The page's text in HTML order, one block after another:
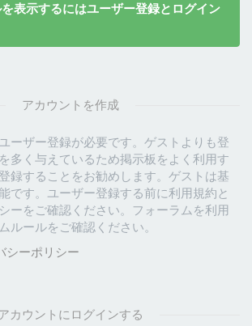
表示するにはユーザー登録とログイン
アカウントを作成
ーザー登録が必要です。ゲストよりも登
多く与えているため掲示板をよく利用す
録することをお勧めします。ゲストは基
です。ユーザー登録する前に利用規約と
ーをご確認ください。フォーラムを利用
ルールをご確認ください。
シーポリシー
カウントにログインする